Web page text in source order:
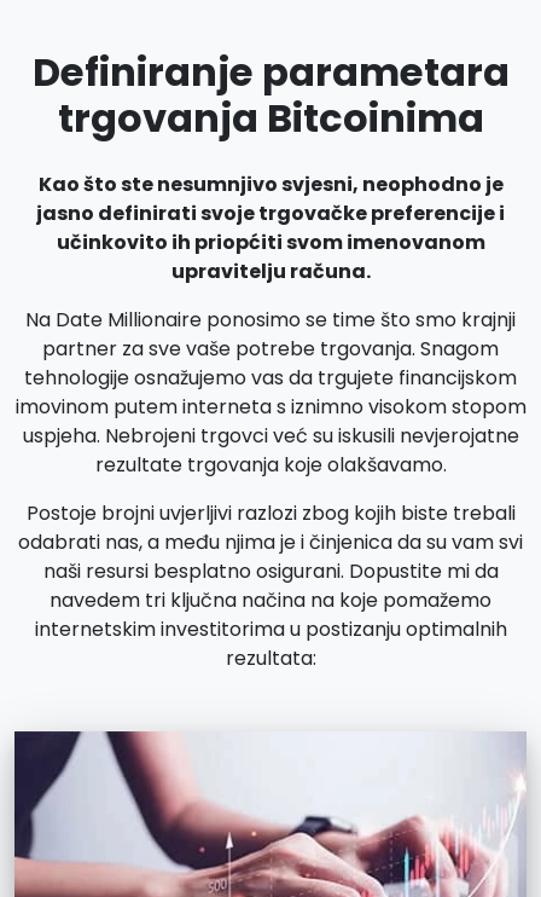
Definiranje parametara
trgovanja Bitcoinima
Kao što ste nesumnjivo svjesni, neophodno je
jasno definirati svoje trgovačke preferencije i
učinkovito ih priopćiti svom imenovanom
upravitelju računa.
Na Date Millionaire ponosimo se time što smo krajnji
partner za sve vaše potrebe trgovanja. Snagom
tehnologije osnažujemo vas da trgujete financijskom
imovinom putem interneta s iznimno visokom stopom
uspjeha. Nebrojeni trgovci već su iskusili nevjerojatne
rezultate trgovanja koje olakšavamo.
Postoje brojni uvjerljivi razlozi zbog kojih biste trebali
odabrati nas, a među njima je i činjenica da su vam svi
naši resursi besplatno osigurani. Dopustite mi da
navedem tri ključna načina na koje pomažemo
internetskim investitorima u postizanju optimalnih
rezultata: